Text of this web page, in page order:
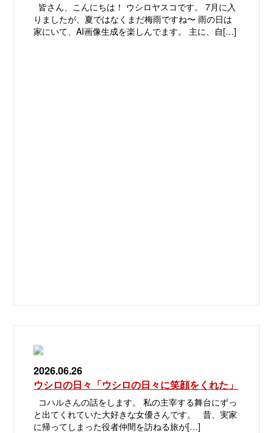
皆さん、こんにちは！ ウシロヤスコです。 7月に入
りましたが、夏ではなくまだ梅雨ですね〜 雨の日は
家にいて、AI画像生成を楽しんでます。 主に、自[…]
2026.06.26
ウシロの日々「ウシロの日々に笑顔をくれた」
コハルさんの話をします。 私の主宰する舞台にずっ
と出てくれていた大好きな女優さんです。 昔、実家
に帰ってしまった役者仲間を訪ねる旅が[…]